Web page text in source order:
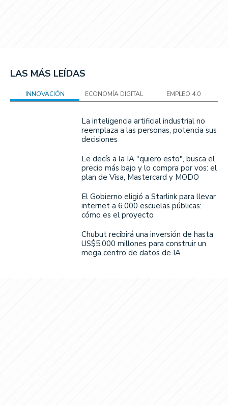
LAS MÁS LEÍDAS
INNOVACIÓN ECONOMÍA DIGITAL EMPLEO 4.0
La inteligencia artificial industrial no
reemplaza a las personas, potencia sus
decisiones
Le decís a la IA "quiero esto", busca el
precio más bajo y lo compra por vos: el
plan de Visa, Mastercard y MODO
El Gobierno eligió a Starlink para llevar
internet a 6.000 escuelas públicas:
cómo es el proyecto
Chubut recibirá una inversión de hasta
US$5.000 millones para construir un
mega centro de datos de IA